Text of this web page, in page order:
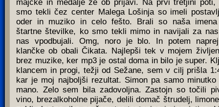
smo tekli čez center Malega Lošinja so imeli
oder in muziko in celo fešto. Brali so naša
štartne številke, ko smo tekli mimo in navijali za
nas vpodbujali. Omg, noro je blo. In potem
klančke ob obali Čikata. Najlepši tek v mojem
brez muzike, ker mp3 je ostal doma in bilo je super.
klancem in progi, težji od Sežane, sem v cilj prišla
kar je moj najboljši rezultat. Simon pa samo minutko
mano. Zelo sem bila zadovoljna. Zastojn so točili
vino, brezalkoholne pijače, delili domač štrudelj,